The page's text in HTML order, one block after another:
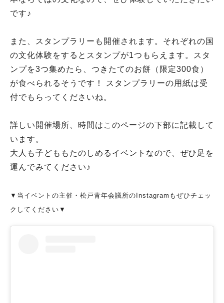
です♪
また、スタンプラリーも開催されます。それぞれの国
の文化体験をするとスタンプが1つもらえます。スタ
ンプを3つ集めたら、つきたてのお餅（限定300食）
が食べられるそうです！ スタンプラリーの用紙は受
付でもらってくださいね。
詳しい開催場所、時間はこのページの下部に記載して
います。
大人も子どももたのしめるイベントなので、ぜひ足を
運んでみてください♪
▼当イベントの主催・松戸青年会議所のInstagramもぜひチェッ
クしてください▼